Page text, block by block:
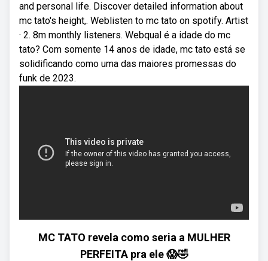
and personal life. Discover detailed information about
mc tato's height,. Weblisten to mc tato on spotify. Artist
· 2. 8m monthly listeners. Webqual é a idade do mc
tato? Com somente 14 anos de idade, mc tato está se
solidificando como uma das maiores promessas do
funk de 2023.
MC TATO revela como seria a MULHER
PERFEITA pra ele 😱🤣